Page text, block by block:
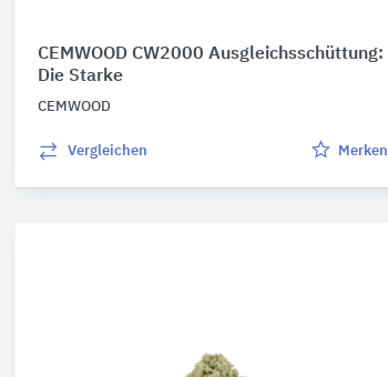
CEMWOOD CW2000 Ausgleichsschüttung:
Die Starke
CEMWOOD
Vergleichen Merken